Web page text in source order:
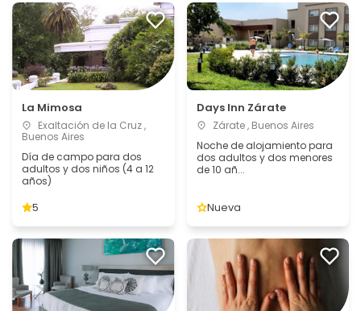
La Mimosa
Exaltación de la Cruz ,
Buenos Aires
Día de campo para dos
adultos y dos niños (4 a 12
años)
5
Days Inn Zárate
Zárate , Buenos Aires
Noche de alojamiento para
dos adultos y dos menores
de 10 añ...
Nueva